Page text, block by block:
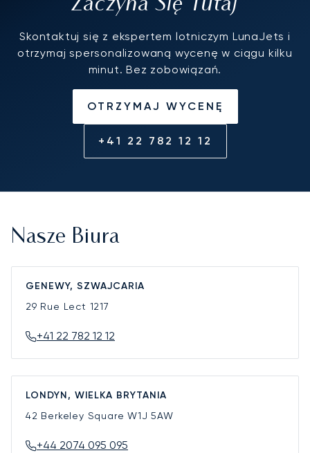
Skontaktuj się z ekspertem lotniczym LunaJets i
otrzymaj spersonalizowaną wycenę w ciągu kilku
minut. Bez zobowiązań.
OTRZYMAJ WYCENĘ
+41 22 782 12 12
Nasze Biura
GENEWY, SZWAJCARIA
29 Rue Lect 1217
+41 22 782 12 12
LONDYN, WIELKA BRYTANIA
42 Berkeley SquareW1J 5AW
+44 2074 095 095